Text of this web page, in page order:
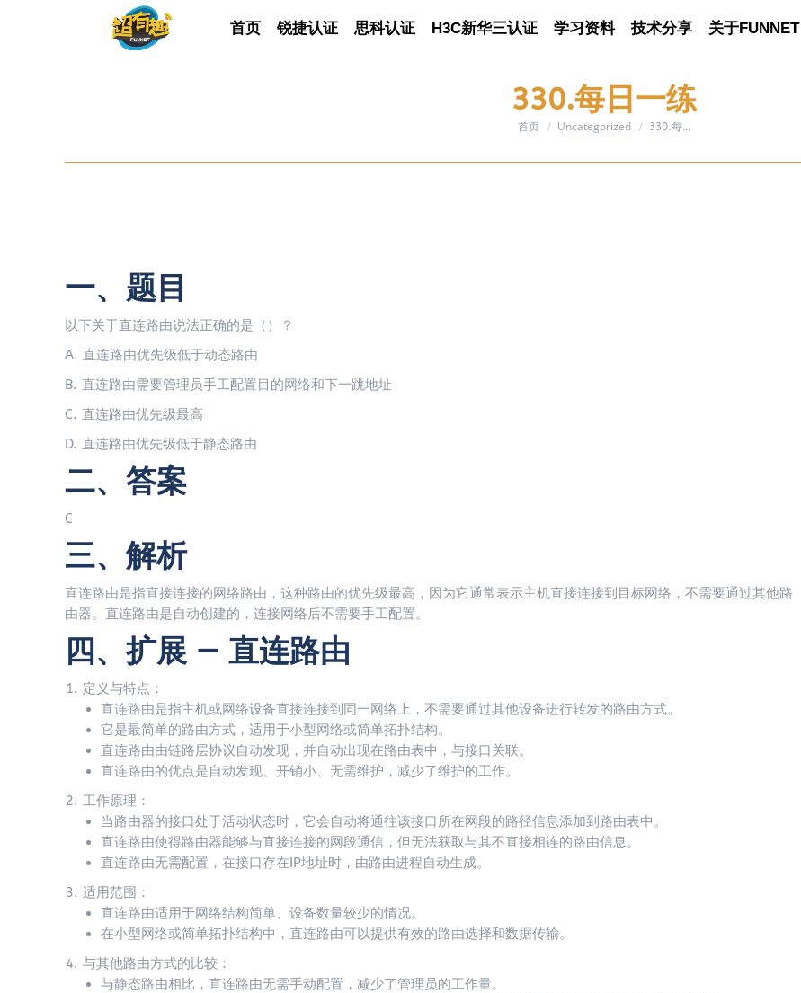
首页 锐捷认证 思科认证 H3C新华三认证 学习资料 技术分享 关于FUNNET
330.每日一练
您在这里：
首页 Uncategorized 330.每…
一、题目
以下关于直连路由说法正确的是（）？
A. 直连路由优先级低于动态路由
B. 直连路由需要管理员手工配置目的网络和下一跳地址
C. 直连路由优先级最高
D. 直连路由优先级低于静态路由
二、答案
C
三、解析
直连路由是指直接连接的网络路由，这种路由的优先级最高，因为它通常表示主机直接连接到目标网络，不需要通过其他路
由器。直连路由是自动创建的，连接网络后不需要手工配置。
四、扩展 — 直连路由
定义与特点：
直连路由是指主机或网络设备直接连接到同一网络上，不需要通过其他设备进行转发的路由方式。
它是最简单的路由方式，适用于小型网络或简单拓扑结构。
直连路由由链路层协议自动发现，并自动出现在路由表中，与接口关联。
直连路由的优点是自动发现、开销小、无需维护，减少了维护的工作。
工作原理：
当路由器的接口处于活动状态时，它会自动将通往该接口所在网段的路径信息添加到路由表中。
直连路由使得路由器能够与直接连接的网段通信，但无法获取与其不直接相连的路由信息。
直连路由无需配置，在接口存在IP地址时，由路由进程自动生成。
适用范围：
直连路由适用于网络结构简单、设备数量较少的情况。
在小型网络或简单拓扑结构中，直连路由可以提供有效的路由选择和数据传输。
与其他路由方式的比较：
与静态路由相比，直连路由无需手动配置，减少了管理员的工作量。
首页 锐捷认证 思科认证 H3C新华三认证 学习资料 技术分享 关于FUNNET